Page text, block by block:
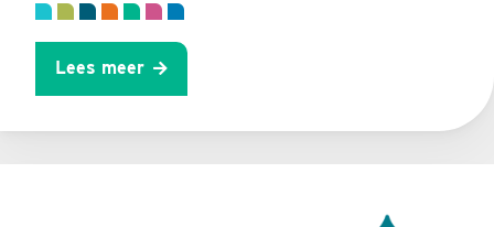
Lees meer